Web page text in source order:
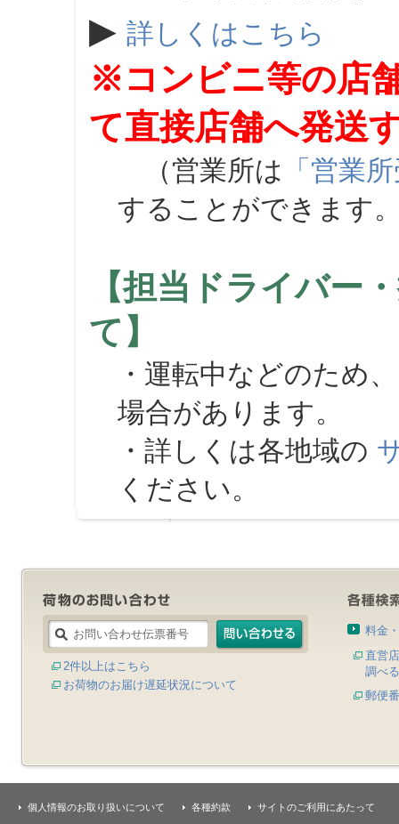
▶ 詳しくはこちら
※コンビニ等の店
て直接店舗へ発送
（営業所は 「営業
することができます
【担当ドライバー
て】
・運転中などのため
場合があります。
・詳しくは各地域の
ください。
2件以上はこちら
お荷物のお届け遅延状況について
料金
直営
調べる
郵便
個人情報のお取り扱いについて 各種約款 サイトのご利用にあたって